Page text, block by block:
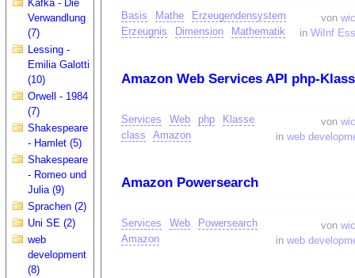
Kafka - Die
Verwandlung
(7)
Lessing -
Emilia Galotti
(10)
Orwell - 1984
(7)
Shakespeare
- Hamlet (5)
Shakespeare
- Romeo und
Julia (9)
Sprachen (2)
Uni SE (2)
web
development
(8)
von
in WiInf
Basis Mathe
Erzeugendensystem
Erzeugnis
Dimension Mathematik
Amazon Web Services API php-
von
in web
Services Web php
Klasse
class
Amazon
Amazon Powersearch
von
in web
Services Web
Powersearch
Amazon